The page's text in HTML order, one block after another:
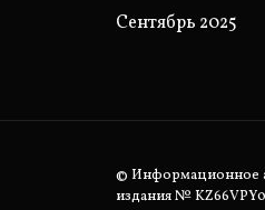
Сентябрь 2025
© Информационное
издания №